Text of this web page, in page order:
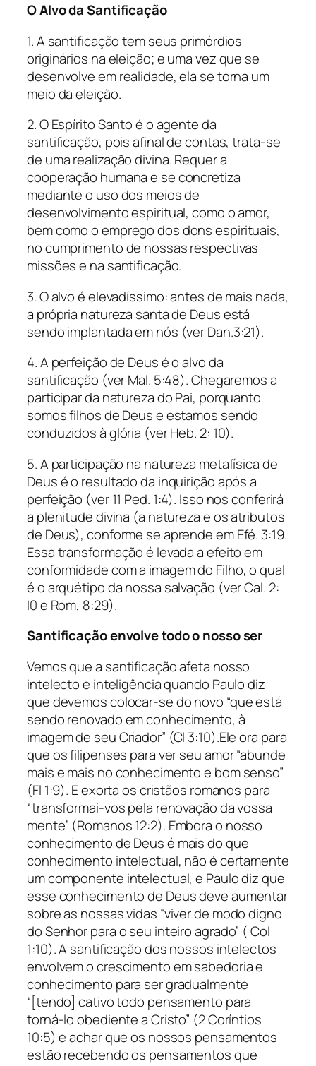
O Alvo da Santificação
1. A santificação tem seus primórdios
originários na eleição; e uma vez que se
desenvolve em realidade, ela se torna um
meio da eleição.
2. O Espírito Santo é o agente da
santificação, pois afinal de contas, trata-se
de uma realização divina. Requer a
cooperação humana e se concretiza
mediante o uso dos meios de
desenvolvimento espiritual, como o amor,
bem como o emprego dos dons espirituais,
no cumprimento de nossas respectivas
missões e na santificação.
3. O alvo é elevadíssimo: antes de mais nada,
a própria natureza santa de Deus está
sendo implantada em nós (ver Dan.3:21).
4. A perfeição de Deus é o alvo da
santificação (ver Mal. 5:48). Chegaremos a
participar da natureza do Pai, porquanto
somos filhos de Deus e estamos sendo
conduzidos à glória (ver Heb. 2: 10).
5. A participação na natureza metafísica de
Deus é o resultado da inquirição após a
perfeição (ver 11 Ped. 1:4). Isso nos conferirá
a plenitude divina (a natureza e os atributos
de Deus), conforme se aprende em Efé. 3:19.
Essa transformação é levada a efeito em
conformidade com a imagem do Filho, o qual
é o arquétipo da nossa salvação (ver Cal. 2:
I0 e Rom, 8:29).
Santificação envolve todo o nosso ser
Vemos que a santificação afeta nosso
intelecto e inteligência quando Paulo diz
que devemos colocar-se do novo “que está
sendo renovado em conhecimento, à
imagem de seu Criador” (Cl 3:10).Ele ora para
que os filipenses para ver seu amor “abunde
mais e mais no conhecimento e bom senso”
(Fl 1:9). E exorta os cristãos romanos para
“transformai-vos pela renovação da vossa
mente” (Romanos 12:2). Embora o nosso
conhecimento de Deus é mais do que
conhecimento intelectual, não é certamente
um componente intelectual, e Paulo diz que
esse conhecimento de Deus deve aumentar
sobre as nossas vidas “viver de modo digno
do Senhor para o seu inteiro agrado” ( Col
1:10). A santificação dos nossos intelectos
envolvem o crescimento em sabedoria e
conhecimento para ser gradualmente
“[tendo] cativo todo pensamento para
torná-lo obediente a Cristo” (2 Coríntios
10:5) e achar que os nossos pensamentos
estão recebendo os pensamentos que